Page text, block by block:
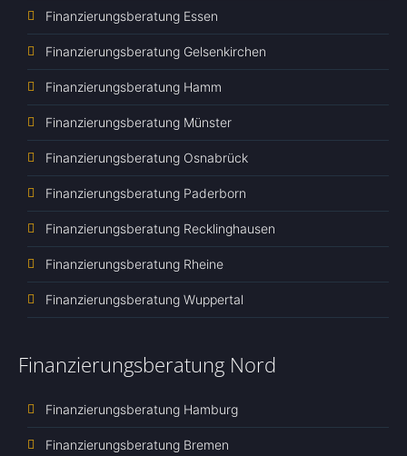
Finanzierungsberatung Essen
Finanzierungsberatung Gelsenkirchen
Finanzierungsberatung Hamm
Finanzierungsberatung Münster
Finanzierungsberatung Osnabrück
Finanzierungsberatung Paderborn
Finanzierungsberatung Recklinghausen
Finanzierungsberatung Rheine
Finanzierungsberatung Wuppertal
Finanzierungsberatung Nord
Finanzierungsberatung Hamburg
Finanzierungsberatung Bremen